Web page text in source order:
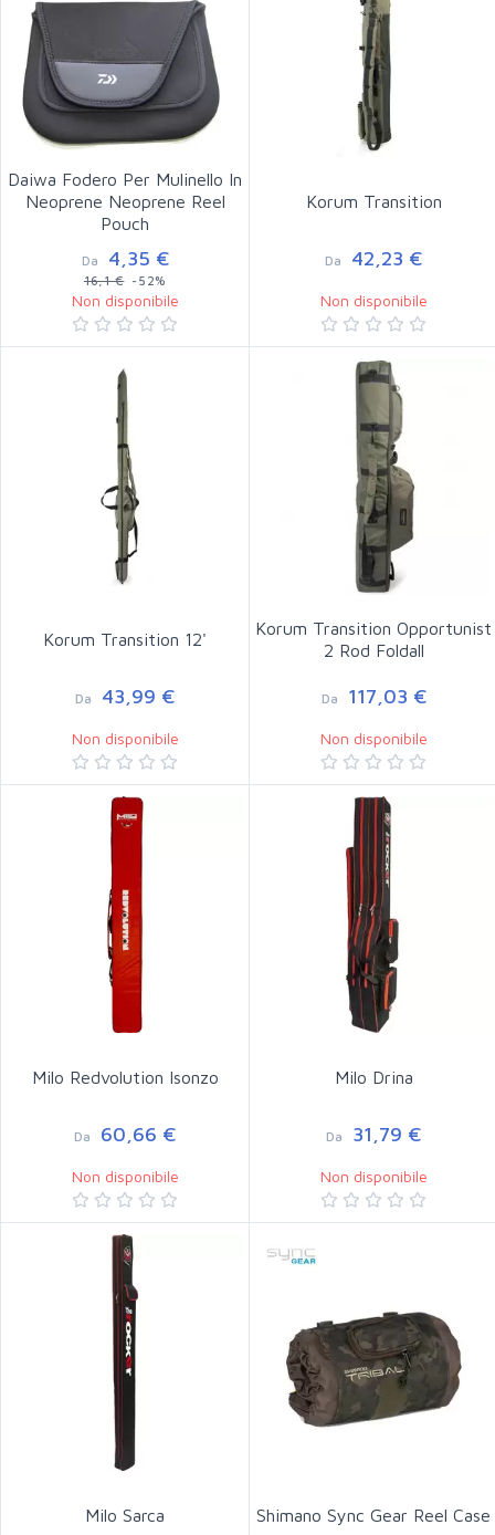
Daiwa Fodero Per Mulinello In
Neoprene Neoprene Reel
Pouch
Da 4,35 €
16,1 €-52%
Non disponibile
Korum Transition
Da 42,23 €
Non disponibile
Korum Transition 12'
Da 43,99 €
Non disponibile
Korum Transition Opportunist
2 Rod Foldall
Da 117,03 €
Non disponibile
Milo Redvolution Isonzo
Da 60,66 €
Non disponibile
Milo Drina
Da 31,79 €
Non disponibile
Milo Sarca Shimano Sync Gear Reel Case